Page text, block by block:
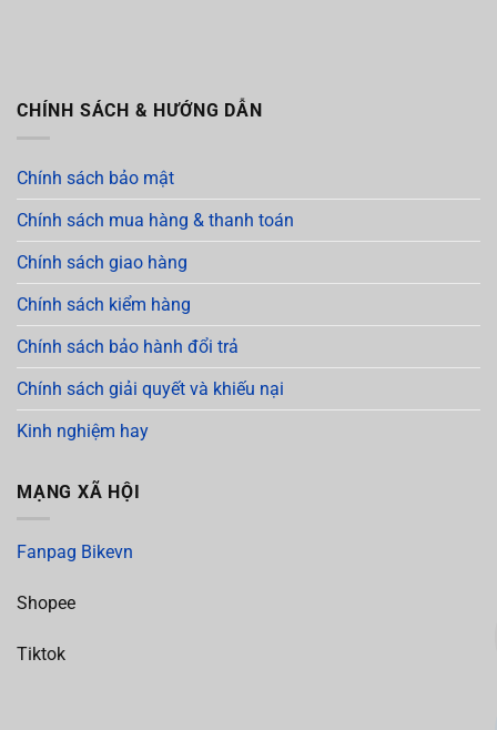
CHÍNH SÁCH & HƯỚNG DẪN
Chính sách bảo mật
Chính sách mua hàng & thanh toán
Chính sách giao hàng
Chính sách kiểm hàng
Chính sách bảo hành đổi trả
Chính sách giải quyết và khiếu nại
Kinh nghiệm hay
MẠNG XÃ HỘI
Fanpag Bikevn
Shopee
Tiktok